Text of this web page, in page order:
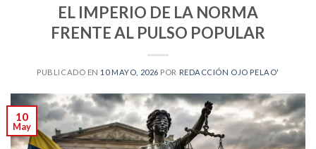
EL IMPERIO DE LA NORMA
FRENTE AL PULSO POPULAR
PUBLICADO EN 10 MAYO, 2026 POR REDACCIÓN OJO PELAO'
10
May